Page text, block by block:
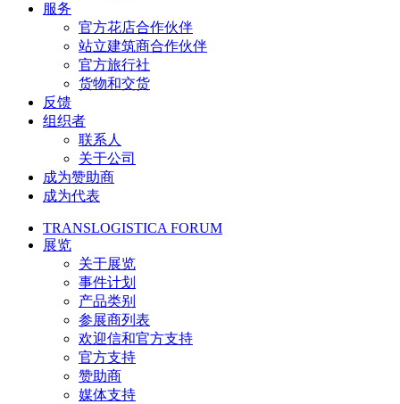
服务
官方花店合作伙伴
站立建筑商合作伙伴
官方旅行社
货物和交货
反馈
组织者
联系人
关于公司
成为赞助商
成为代表
TRANSLOGISTICA FORUM
展览
关于展览
事件计划
产品类别
参展商列表
欢迎信和官方支持
官方支持
赞助商
媒体支持